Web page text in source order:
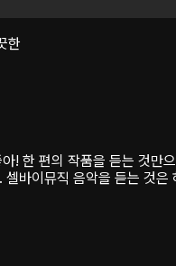
한
! 한 편의 작품을 듣는 것만
바이뮤직 음악을 듣는 것은